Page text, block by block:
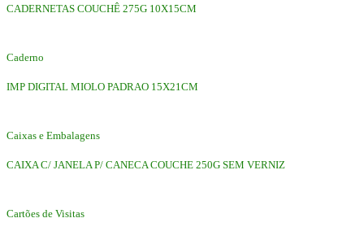
CADERNETAS COUCHÊ 275G 10X15CM
Caderno
IMP DIGITAL MIOLO PADRAO 15X21CM
Caixas e Embalagens
CAIXA C/ JANELA P/ CANECA COUCHE 250G SEM VERNIZ
Cartões de Visitas